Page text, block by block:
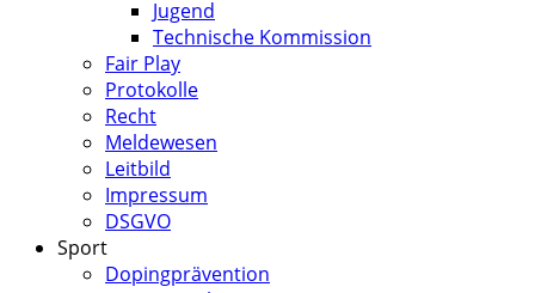
Jugend
Technische Kommission
Fair Play
Protokolle
Recht
Meldewesen
Leitbild
Impressum
DSGVO
Sport
Dopingprävention